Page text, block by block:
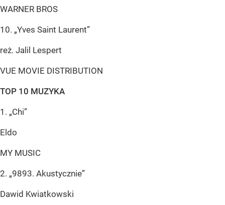
WARNER BROS
10. „Yves Saint Laurent”
reż. Jalil Lespert
VUE MOVIE DISTRIBUTION
TOP 10 MUZYKA
1. „Chi”
Eldo
MY MUSIC
2. „9893. Akustycznie”
Dawid Kwiatkowski